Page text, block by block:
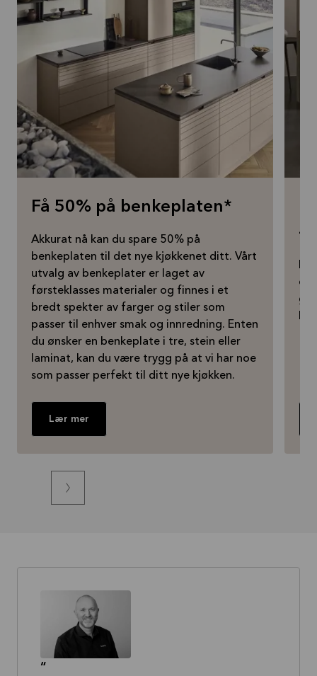
Få 50% på benkeplaten*
Akkurat nå kan du spare 50% på
benkeplaten til det nye kjøkkenet ditt. Vårt
utvalg av benkeplater er laget av
førsteklasses materialer og finnes i et
bredt spekter av farger og stiler som
passer til enhver smak og innredning. Enten
du ønsker en benkeplate i tre, stein eller
laminat, kan du være trygg på at vi har noe
som passer perfekt til ditt nye kjøkken.
Lær mer
–